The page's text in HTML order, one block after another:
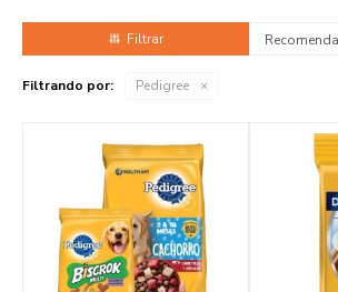
Filtrando por: Pedigree